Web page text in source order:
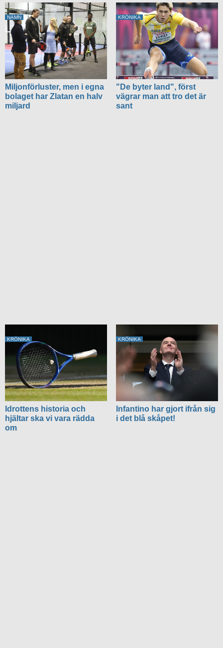
Miljonförluster, men i egna
bolaget har Zlatan en halv
miljard
NAMN
"De byter land", först
vägrar man att tro det är
sant
KRÖNIKA
Idrottens historia och
hjältar ska vi vara rädda
om
KRÖNIKA
Infantino har gjort ifrån sig
i det blå skåpet!
KRÖNIKA